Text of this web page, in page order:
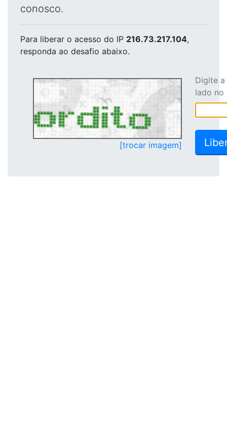
conosco.
Para liberar o acesso do IP 216.73.217.104,
responda ao desafio abaixo.
[trocar imagem]
Digite
lado no